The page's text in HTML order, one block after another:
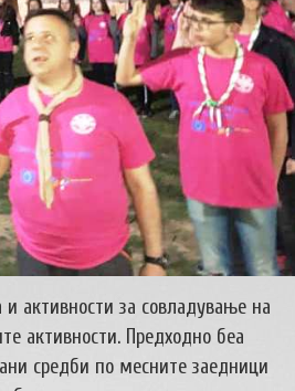
активности за совладување на
активности. Предходно беа
средби по месните заедници